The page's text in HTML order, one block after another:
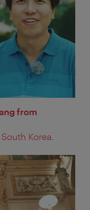
from
Korea.